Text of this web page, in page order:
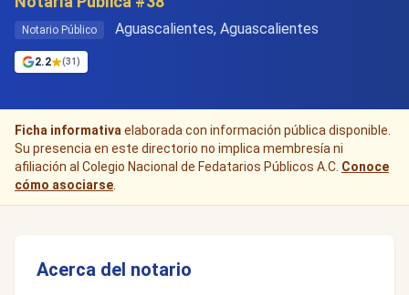
Notario Público Aguascalientes, Aguascalientes
2.2 (31)
Ficha informativa elaborada con información pública disponible.
Su presencia en este directorio no implica membresía ni
afiliación al Colegio Nacional de Fedatarios Públicos A.C. Conoce
cómo asociarse
Acerca del notario